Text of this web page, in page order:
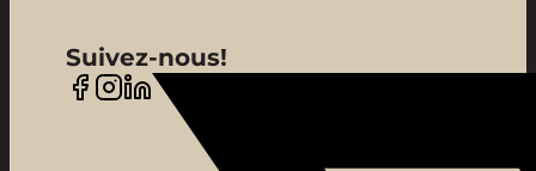
Suivez-nous!